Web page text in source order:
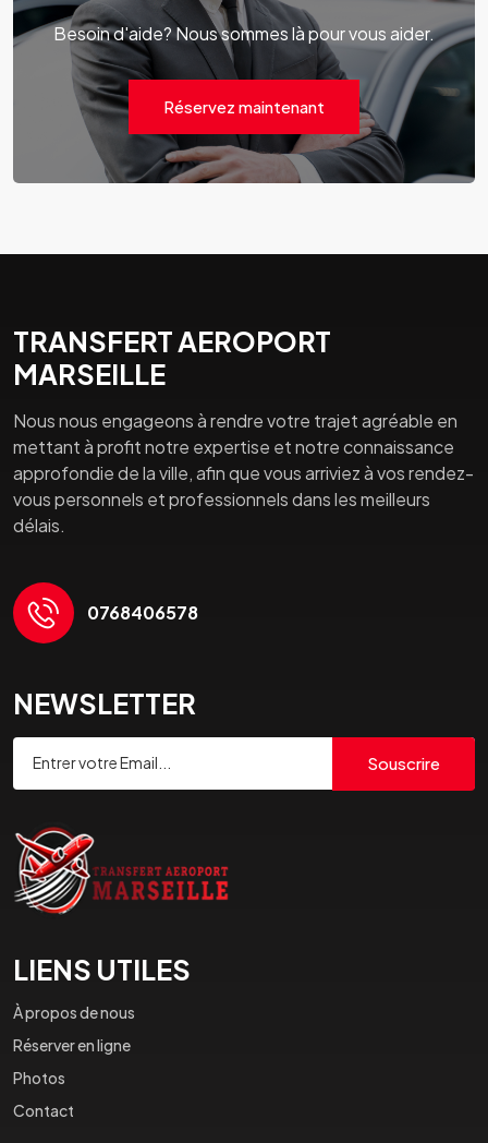
Besoin d'aide? Nous sommes là pour vous aider.
Réservez maintenant
TRANSFERT AEROPORT
MARSEILLE
Nous nous engageons à rendre votre trajet agréable en
mettant à profit notre expertise et notre connaissance
approfondie de la ville, afin que vous arriviez à vos rendez-
vous personnels et professionnels dans les meilleurs
délais.
0768406578
NEWSLETTER
Souscrire
LIENS UTILES
À propos de nous
Réserver en ligne
Photos
Contact